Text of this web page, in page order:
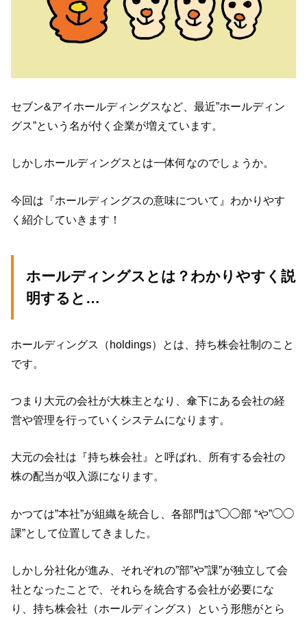
セブン&アイホールディングスなど、最近”ホールディン
グス”という名が付く企業が増えています。
しかしホールディングスとは一体何なのでしょうか。
今回は『ホールディングスの意味について』わかりやす
く紹介していきます！
ホールディングスとは？わかりやすく説
明すると…
ホールディングス（holdings）とは、持ち株会社制のこと
です。
つまり大元の会社が大株主となり、傘下にある会社の経
営や管理を行っていくシステムになります。
大元の会社は『持ち株会社』と呼ばれ、所有する会社の
株の配当が収入源になります。
かつては”本社”が組織を統合し、各部門は”◯◯部 “や”◯◯
課”として位置してきました。
しかし分社化が進み、それぞれの”部”や”課”が独立して会
社となったことで、それらを統合する会社が必要にな
り、持ち株会社（ホールディングス）という形態がとら